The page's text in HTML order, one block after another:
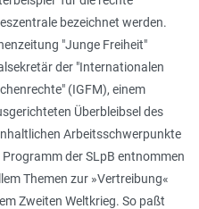
bezeichnet werden.
"Junge Freiheit"
der "Internationalen
(IGFM), einem
Überbleibsel des
Arbeitsschwerpunkte
der SLpB entnommen
Themen zur »Vertreibung«
Zweiten Weltkrieg. So paßt